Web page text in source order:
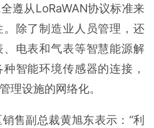
遵从LoRaWAN协议标准来
除了制造业人员管理，还
电表和气表等智慧能源解
智能环境传感器的连接，
理设施的网络化。
售副总裁黄旭东表示：“利